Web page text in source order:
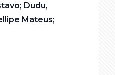
Dudu,
Mateus;